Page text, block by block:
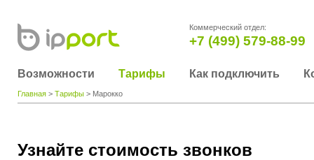
Коммерческий отдел:
+7 (499) 579-88-99
Возможности Тарифы Как подключить
Главная > Тарифы > Марокко
Узнайте стоимость звонков